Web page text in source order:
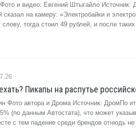
и видео: Евгений Штыгайло Источник:
сказал на камеру: «Электробайки и
тогда стоил 49 рублей, и после таких
Пикапы на распутье
Фото автора и Дрома Источник: ДромПо
(по данным Автостата), что может
с тем падение среди брендов отнюдь не